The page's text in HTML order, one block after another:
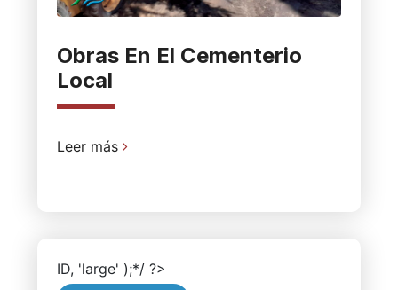
Obras En El Cementerio
Local
Leer más
ID, 'large' );*/ ?>